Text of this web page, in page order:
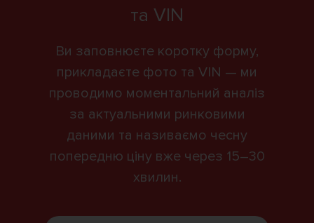
та VIN
Ви заповнюєте коротку форму,
прикладаєте фото та VIN — ми
проводимо моментальний аналіз
за актуальними ринковими
даними та називаємо чесну
попередню ціну вже через 15–30
хвилин.